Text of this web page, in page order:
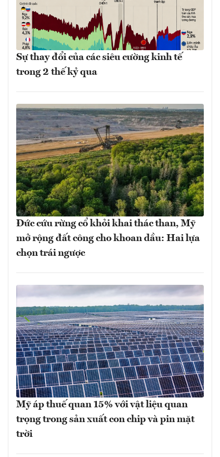
Sự thay đổi của các siêu cường kinh tế
trong 2 thế kỷ qua
Đức cứu rừng cổ khỏi khai thác than, Mỹ
mở rộng đất công cho khoan dầu: Hai lựa
chọn trái ngược
Mỹ áp thuế quan 15% với vật liệu quan
trọng trong sản xuất con chip và pin mặt
trời